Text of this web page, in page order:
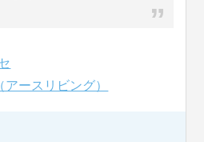
ースリビング）